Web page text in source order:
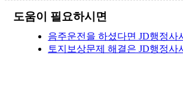
도움이 필요하시면
음주운전을 하셨다면 JD행정사
토지보상문제 해결은 JD행정사